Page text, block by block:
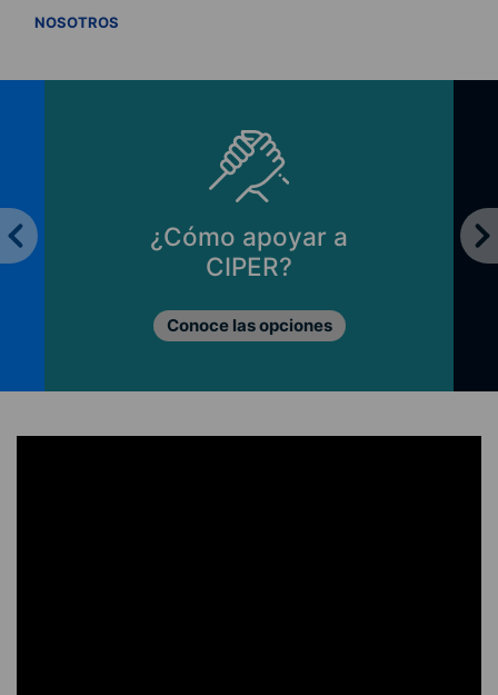
NOSOTROS
¿Cómo apoyar a
CIPER?
Conoce las opciones